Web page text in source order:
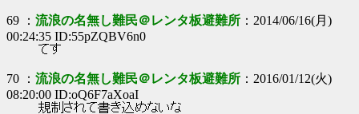
69 ： 流浪の名無し難民＠レンタ板避難所 ：2014/06/16(月)
00:24:35 ID:55pZQBV6n0
てす
70 ： 流浪の名無し難民＠レンタ板避難所 ：2016/01/12(火)
08:20:00 ID:oQ6F7aXoaI
規制されて書き込めないな